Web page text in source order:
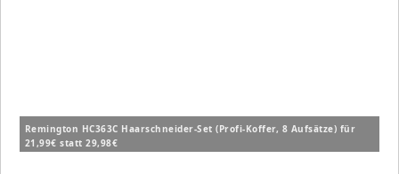
Remington HC363C Haarschneider-Set (Profi-Koffer, 8 Aufsätze) für
21,99€ statt 29,98€